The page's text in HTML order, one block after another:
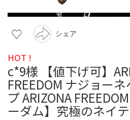
シェア
HOT !
c*9様 【値下げ可】
FREEDOM ナジョー
プ ARIZONA
ーダム】究極のネイ